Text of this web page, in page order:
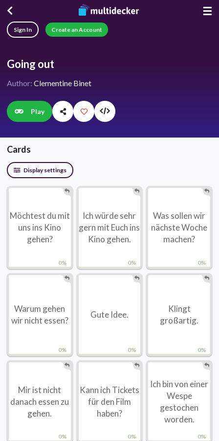
☰
Sign In Create an Account
Going out
Author: Clementine Binet
Play
Cards
Display settings
0%
Möchtest du mit
uns ins Kino
gehen?
0%
Ich würde sehr
gern mit Euch ins
Kino gehen.
0%
Was sollen wir
nächste Woche
machen?
0%
Warum gehen
wir nicht essen?
0%
Gute Idee.
0%
Klingt
großartig.
0%
Mir ist nicht
danach essen zu
gehen.
0%
Kann ich Tickets
für den Film
haben?
0%
Ich bin von einer
Wespe
gestochen
worden.